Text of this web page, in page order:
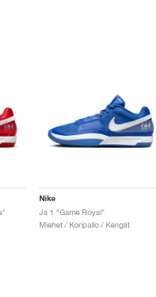
Nike
Ja 1 "Game Royal"
Miehet / Koripallo / Kengät